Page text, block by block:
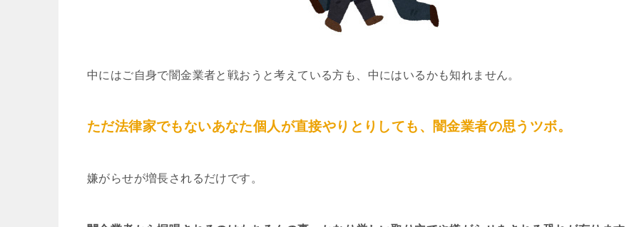
中にはご自身で闇金業者と戦おうと考えている方も、中にはいるかも知れません。
ただ法律家でもないあなた個人が直接やりとりしても、闇金業者の思うツボ。
嫌がらせが増長されるだけです。